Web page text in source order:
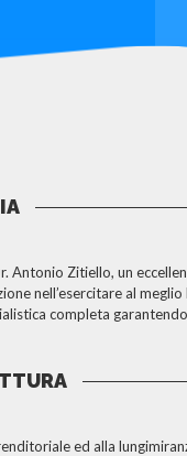
Antonio Zitiello, un
nell’esercitare al
completa
ed alla